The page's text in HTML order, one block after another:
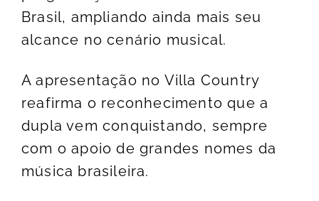
Brasil, ampliando ainda mais seu
alcance no cenário musical.
A apresentação no Villa Country
reafirma o reconhecimento que a
dupla vem conquistando, sempre
com o apoio de grandes nomes da
música brasileira.